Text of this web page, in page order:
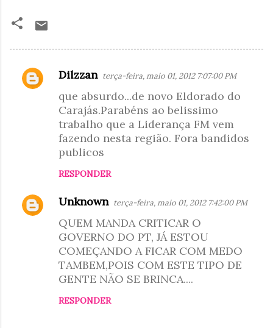
C
r
Dilzzan terça-feira, maio 01, 2012 7:07:00 PM
que absurdo...de novo Eldorado do
Carajás.Parabéns ao belissimo
trabalho que a Liderança FM vem
fazendo nesta região. Fora bandidos
publicos
RESPONDER
Unknown terça-feira, maio 01, 2012 7:42:00 PM
QUEM MANDA CRITICAR O
GOVERNO DO PT, JÁ ESTOU
COMEÇANDO A FICAR COM MEDO
TAMBEM,POIS COM ESTE TIPO DE
GENTE NÃO SE BRINCA....
RESPONDER